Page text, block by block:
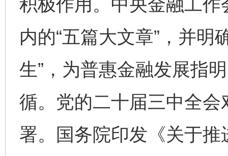
积极作用。中央金融工
内的“五篇大文章”，并明
生”，为普惠金融发展指
循。党的二十届三中全会
署。国务院印发《关于